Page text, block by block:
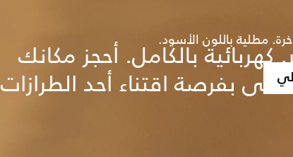
مطلية باللون الأسود.بالكامل. أحجز مكانك
بفرصة اقتناء أحد الطرازات